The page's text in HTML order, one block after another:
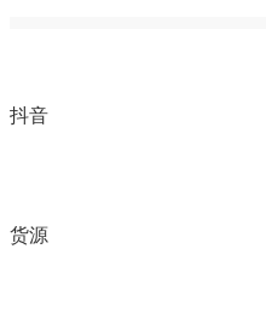
抖音
货源